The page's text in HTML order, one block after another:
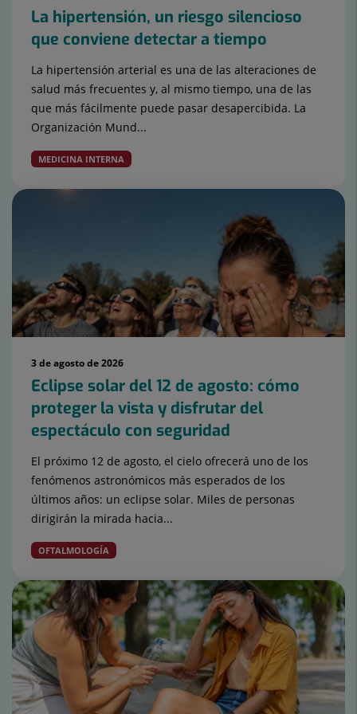
La hipertensión, un riesgo silencioso
que conviene detectar a tiempo
La hipertensión arterial es una de las alteraciones de
salud más frecuentes y, al mismo tiempo, una de las
que más fácilmente puede pasar desapercibida. La
Organización Mund...
MEDICINA INTERNA
3 de agosto de 2026
Eclipse solar del 12 de agosto: cómo
proteger la vista y disfrutar del
espectáculo con seguridad
El próximo 12 de agosto, el cielo ofrecerá uno de los
fenómenos astronómicos más esperados de los
últimos años: un eclipse solar. Miles de personas
dirigirán la mirada hacia...
OFTALMOLOGÍA